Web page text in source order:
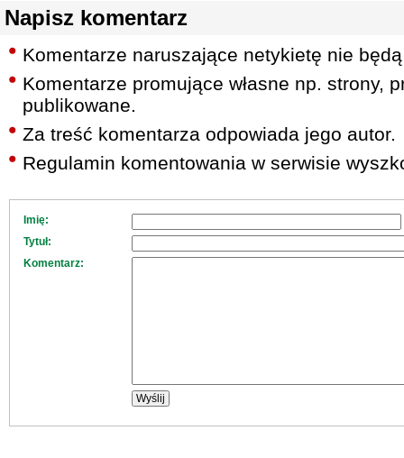
Napisz komentarz
Komentarze naruszające netykietę nie
Komentarze promujące własne np. strony,
publikowane.
Za treść komentarza odpowiada jego autor.
Regulamin komentowania w serwisie
Imię:
Tytuł:
Komentarz: